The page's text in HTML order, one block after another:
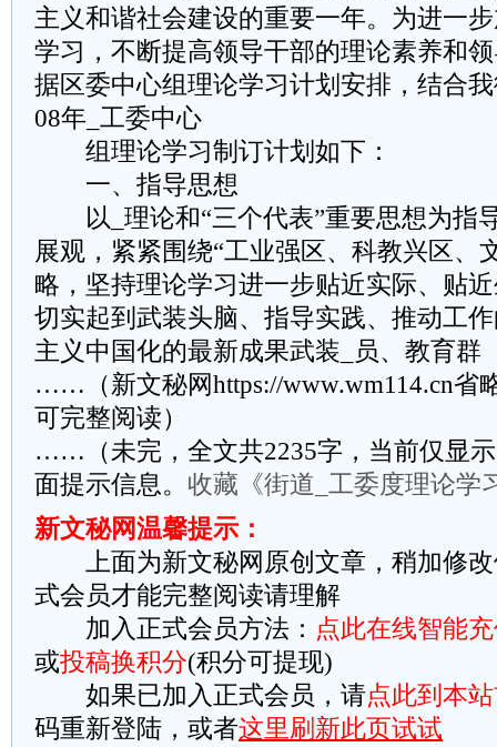
主义和谐社会建设的重要一年。为进一
学习，不断提高领导干部的理论素养和
据区委中心组理论学习计划安排，结合
08年_工委中心
组理论学习制订计划如下：
一、指导思想
以_理论和“三个代表”重要思想为指
展观，紧紧围绕“工业强区、科教兴区、
略，坚持理论学习进一步贴近实际、贴
切实起到武装头脑、指导实践、推动工
主义中国化的最新成果武装_员、教育群
……（新文秘网https://www.wm114.cn省
可完整阅读）
……（未完，全文共2235字，当前仅显
面提示信息。 收藏《街道_工委度理论学
新文秘网温馨提示：
上面为新文秘网原创文章，稍加修改
式会员才能完整阅读请理解
加入正式会员方法： 点此在线智能
或投稿换积分(积分可提现)
如果已加入正式会员，请点此到本
码重新登陆，或者这里刷新此页试试